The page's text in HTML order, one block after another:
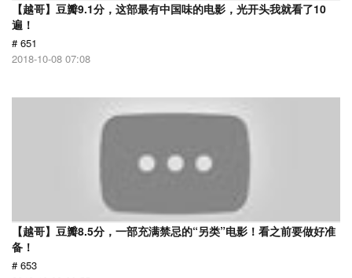
【越哥】豆瓣9.1分，这部最有中国味的电影，光开头我就看了10
遍！
# 651
2018-10-08 07:08
【越哥】豆瓣8.5分，一部充满禁忌的“另类”电影！看之前要做好准
备！
# 653